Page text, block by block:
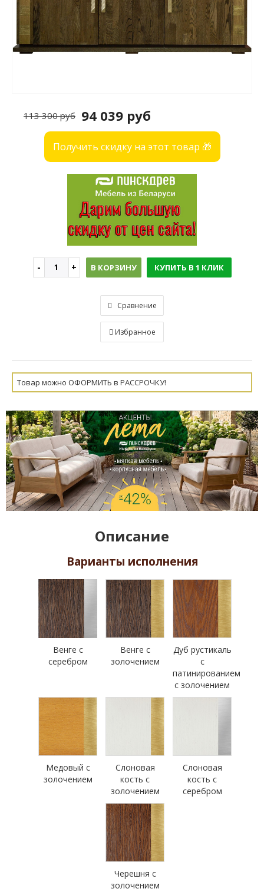
94 039 руб
113 300 руб
Получить скидку на этот товар 🎁
В КОРЗИНУ КУПИТЬ В 1 КЛИК
Сравнение
Избранное
Товар можно ОФОРМИТЬ в РАССРОЧКУ!
Описание
Варианты исполнения
Венге с
серебром
Венге с
золочением
Дуб рустикаль
с
патинированием
с золочением
Медовый с
золочением
Слоновая
кость с
золочением
Слоновая
кость с
серебром
Черешня с
золочением